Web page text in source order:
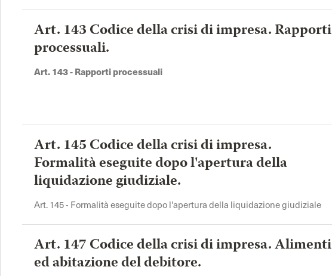
Art. 143 Codice della crisi di impresa. Rapporti
processuali.
Art. 143 - Rapporti processuali
Art. 145 Codice della crisi di impresa.
Formalità eseguite dopo l'apertura della
liquidazione giudiziale.
Art. 145 - Formalità eseguite dopo l'apertura della liquidazione giudiziale
Art. 147 Codice della crisi di impresa. Alimenti
ed abitazione del debitore.